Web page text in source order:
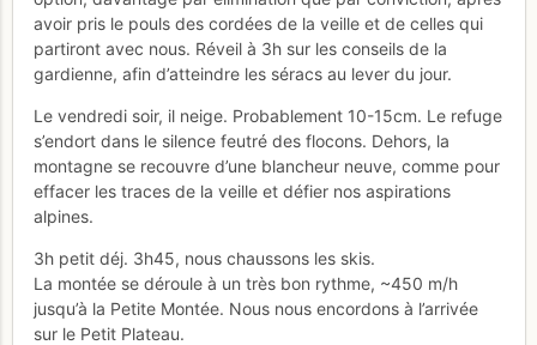
avoir pris le pouls des cordées de la veille et de celles qui
partiront avec nous. Réveil à 3h sur les conseils de la
gardienne, afin d’atteindre les séracs au lever du jour.
Le vendredi soir, il neige. Probablement 10-15cm. Le refuge
s’endort dans le silence feutré des flocons. Dehors, la
montagne se recouvre d’une blancheur neuve, comme pour
effacer les traces de la veille et défier nos aspirations
alpines.
3h petit déj. 3h45, nous chaussons les skis.
La montée se déroule à un très bon rythme, ~450 m/h
jusqu’à la Petite Montée. Nous nous encordons à l’arrivée
sur le Petit Plateau.